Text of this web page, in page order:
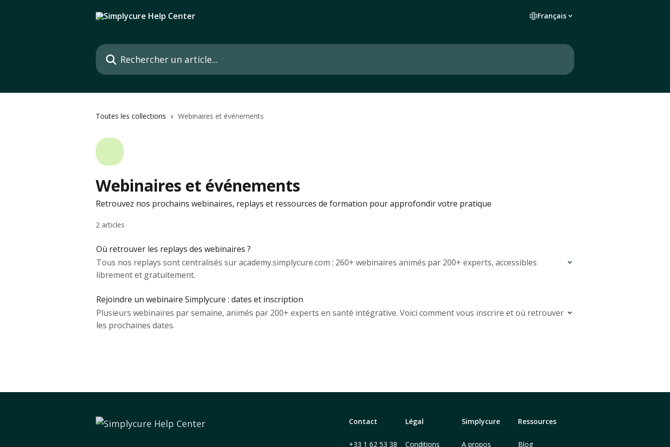
Français
Rechercher un article...
Toutes les collections Webinaires et événements
Webinaires et événements
Retrouvez nos prochains webinaires, replays et ressources de formation pour approfondir votre pratique
2 articles
Où retrouver les replays des webinaires ?
Tous nos replays sont centralisés sur academy.simplycure.com : 260+ webinaires animés par 200+ experts, accessibles
librement et gratuitement.
Rejoindre un webinaire Simplycure : dates et inscription
Plusieurs webinaires par semaine, animés par 200+ experts en santé intégrative. Voici comment vous inscrire et où retrouver
les prochaines dates.
Contact
+33 1 62 53 38
Légal
Conditions
Simplycure
A propos
Ressources
Blog